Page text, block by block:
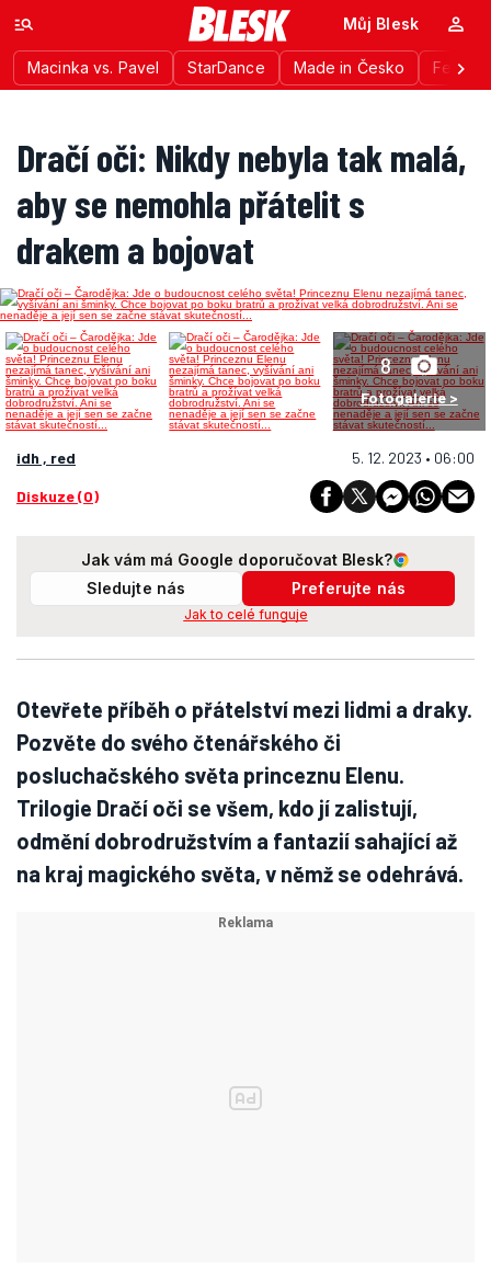
Macinka vs. Pavel StarDance Made in Česko
Můj Blesk
Dračí oči: Nikdy nebyla tak malá,
aby se nemohla přátelit s
drakem a bojovat
8
Fotogalerie >
idh , red 5. 12. 2023 • 06:00
Diskuze (0)
Jak vám má Google doporučovat Blesk?
Sledujte nás
Preferujte nás
Jak to celé funguje
Otevřete příběh o přátelství mezi lidmi a draky.
Pozvěte do svého čtenářského či
posluchačského světa princeznu Elenu.
Trilogie Dračí oči se všem, kdo jí zalistují,
odmění dobrodružstvím a fantazií sahající až
na kraj magického světa, v němž se odehrává.